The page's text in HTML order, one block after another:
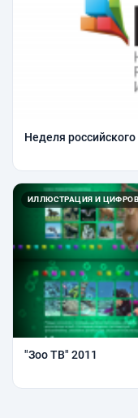
Неделя
ИЛЛЮСТРАЦИЯ И
"Зоо ТВ" 2011